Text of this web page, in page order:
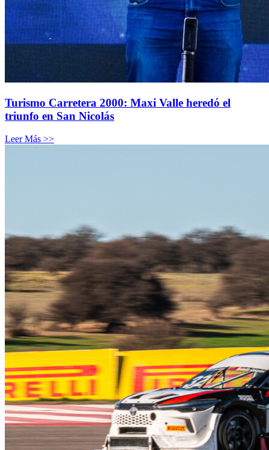
Turismo Carretera 2000: Maxi Valle heredó el
triunfo en San Nicolás
Leer Más >>